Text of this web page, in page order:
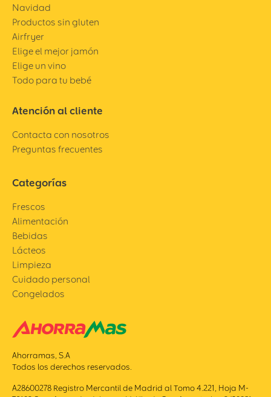
Navidad
Productos sin gluten
Airfryer
Elige el mejor jamón
Elige un vino
Todo para tu bebé
Atención al cliente
Contacta con nosotros
Preguntas frecuentes
Categorías
Frescos
Alimentación
Bebidas
Lácteos
Limpieza
Cuidado personal
Congelados
Ahorramas, S.A
Todos los derechos reservados.
A28600278 Registro Mercantil de Madrid al Tomo 4.221, Hoja M-